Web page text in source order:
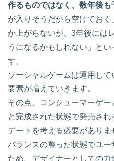
作るものではなく、数年後も
が入りそうだから空けてお
か上がらないが、3年後には
うになるかもしれない」と
す。
ソーシャルゲームは運用し
要素が増えていきます。
その点、コンシューマーゲ
と完成された状態で発売さ
デートを考える必要があり
バランスの整った状態でユ
ため、デザイナーとしての